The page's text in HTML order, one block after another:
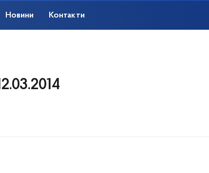
Новини Контакти